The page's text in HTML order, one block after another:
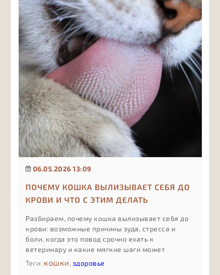
06.05.2026 13:09
ПОЧЕМУ КОШКА ВЫЛИЗЫВАЕТ СЕБЯ ДО
КРОВИ И ЧТО С ЭТИМ ДЕЛАТЬ
Разбираем, почему кошка вылизывает себя до
крови: возможные причины зуда, стресса и
боли, когда это повод срочно ехать к
ветеринару и какие мягкие шаги может
предпринять владелец до приёма врача, чтобы
поддержать питомца и не навредить.
Теги: кошки, здоровье